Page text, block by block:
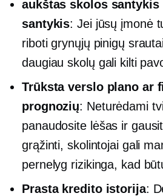
aukštasskolos santykis
santykis: Jei jūsų įmonė
riboti grynųjų pinigų
daugiau skolų gali kilti
Trūksta verslo plano ar
prognozių: Neturėdami
panaudosite lėšas ir
grąžinti, skolintojai gali
pernelyg rizikinga, kad
Prasta kredito istorija: